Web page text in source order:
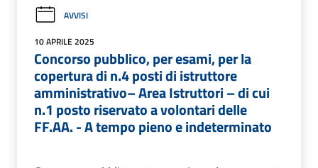
AVVISI
10 APRILE 2025
Concorso pubblico, per esami, per la
copertura di n.4 posti di istruttore
amministrativo– Area Istruttori – di cui
n.1 posto riservato a volontari delle
FF.AA. - A tempo pieno e indeterminato